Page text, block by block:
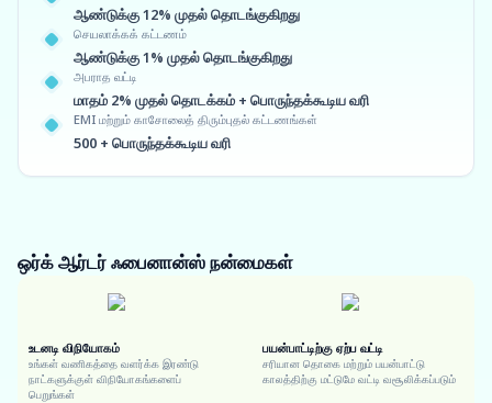
ஆண்டுக்கு 12% முதல் தொடங்குகிறது
செயலாக்கக் கட்டணம்
ஆண்டுக்கு 1% முதல் தொடங்குகிறது
அபராத வட்டி
மாதம் 2% முதல் தொடக்கம் + பொருந்தக்கூடிய வரி
EMI மற்றும் காசோலைத் திரும்புதல் கட்டணங்கள்
500 + பொருந்தக்கூடிய வரி
ஒர்க் ஆர்டர் ஃபைனான்ஸ்நன்மைகள்
உடனடி விநியோகம்
உங்கள் வணிகத்தை வளர்க்க இரண்டு
நாட்களுக்குள் விநியோகங்களைப்
பெறுங்கள்
பயன்பாட்டிற்கு ஏற்ப வட்டி
சரியான தொகை மற்றும் பயன்பாட்டு
காலத்திற்கு மட்டுமே வட்டி வசூலிக்கப்படும்